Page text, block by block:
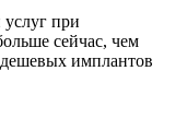
услуг при
сейчас, чем
дешевых имплантов